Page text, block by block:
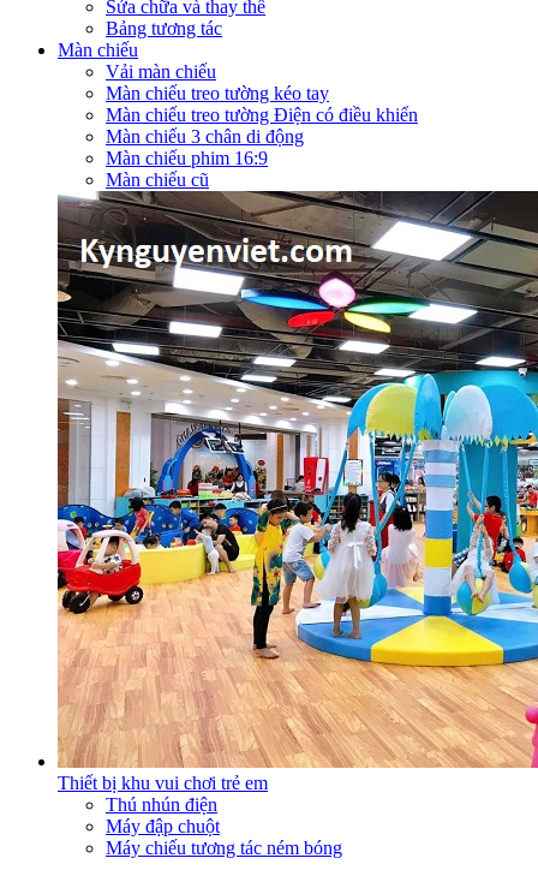
Sửa chữa và thay thế
Bảng tương tác
Màn chiếu
Vải màn chiếu
Màn chiếu treo tường kéo tay
Màn chiếu treo tường Điện có điều khiển
Màn chiếu 3 chân di động
Màn chiếu phim 16:9
Màn chiếu cũ
Thiết bị khu vui chơi trẻ em
Thú nhún điện
Máy đập chuột
Máy chiếu tương tác ném bóng